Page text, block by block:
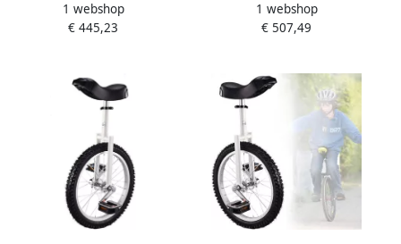
Balansfiets Buitensporten
Antislip Bergbanden 18
1 webshop
€ 445,23
Balans Hometrainer Sport
en Vrije Tijd Verstelbare
1 webshop
€ 507,49